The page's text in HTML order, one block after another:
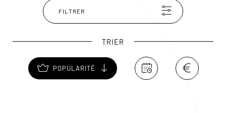
courageux.
FILTRER
TRIER
POPULARITÉ